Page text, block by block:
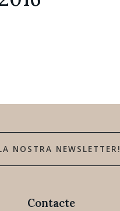
NOSTRA NEWSLETTER!
Contacte